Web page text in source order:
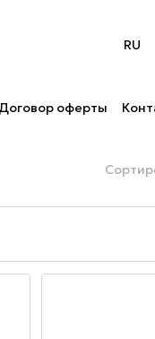
RU
Договор оферты